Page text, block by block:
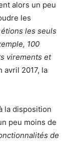
alors un peu
les
étions les seuls
100
virements et
avril 2017, la
la disposition
peu moins de
de